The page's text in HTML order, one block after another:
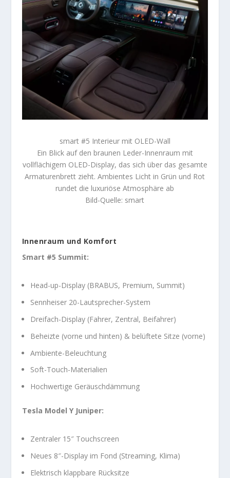
smart #5 Interieur mit OLED-Wall
Ein Blick auf den braunen Leder-Innenraum mit
vollflächigem OLED-Display, das sich über das gesamte
Armaturenbrett zieht. Ambientes Licht in Grün und Rot
rundet die luxuriöse Atmosphäre ab
Bild-Quelle: smart
Innenraum und Komfort
Smart #5 Summit:
Head-up-Display (BRABUS, Premium, Summit)
Sennheiser 20-Lautsprecher-System
Dreifach-Display (Fahrer, Zentral, Beifahrer)
Beheizte (vorne und hinten) & belüftete Sitze (vorne)
Ambiente-Beleuchtung
Soft-Touch-Materialien
Hochwertige Geräuschdämmung
Tesla Model Y Juniper:
Zentraler 15″ Touchscreen
Neues 8″-Display im Fond (Streaming, Klima)
Elektrisch klappbare Rücksitze